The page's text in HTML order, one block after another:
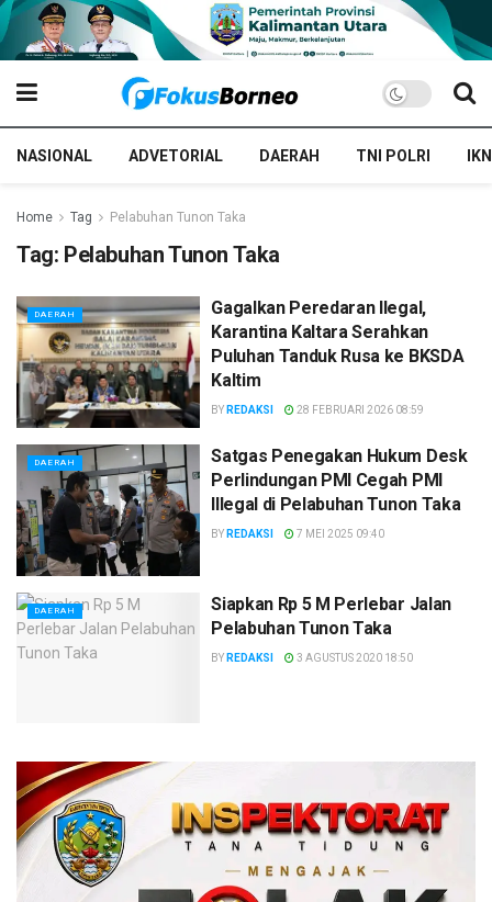
NASIONAL ADVETORIAL DAERAH TNI POLRI IKN
Home Tag Pelabuhan Tunon Taka
Tag: Pelabuhan Tunon Taka
DAERAH
Gagalkan Peredaran Ilegal,
Karantina Kaltara Serahkan
Puluhan Tanduk Rusa ke BKSDA
Kaltim
BY REDAKSI 28 FEBRUARI 2026 08:59
DAERAH
Satgas Penegakan Hukum Desk
Perlindungan PMI Cegah PMI
Illegal di Pelabuhan Tunon Taka
BY REDAKSI 7 MEI 2025 09:40
DAERAH
Siapkan Rp 5 M Perlebar Jalan
Pelabuhan Tunon Taka
BY REDAKSI 3 AGUSTUS 2020 18:50